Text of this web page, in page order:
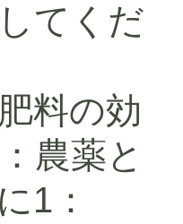
てくだ
料の効
農薬と
1：